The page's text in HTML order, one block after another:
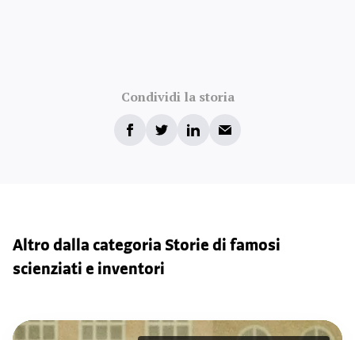
Condividi la storia
Altro dalla categoria Storie di famosi
scienziati e inventori